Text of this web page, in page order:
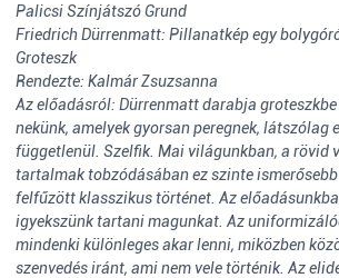
Palicsi Színjátszó Grund
Friedrich Dürrenmatt: Pillanatkép egy
Groteszk
Rendezte: Kalmár Zsuzsanna
Az előadásról: Dürrenmatt darabja
nekünk, amelyek gyorsan peregnek, látszólag
függetlenül. Szelfik. Mai világunkban, a rövid
tartalmak tobzódásában ez szinte
felfűzött klasszikus történet. Az
igyekszünk tartani magunkat. Az
mindenki különleges akar lenni, miközben
szenvedés iránt, ami nem vele történik. Az